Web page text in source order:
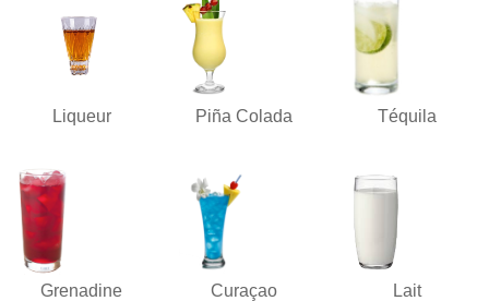
Liqueur Piña Colada Téquila
Grenadine Curaçao Lait